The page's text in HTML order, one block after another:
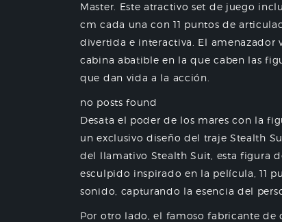
Master. Este atractivo set de juego
cm cada una con 11 puntos de
divertida e interactiva. El amenazador
cabina abatible en la que caben las
que dan vida a la acción.
no posts found
Desata el poder de los mares con la
un exclusivo diseño del traje Stealth
del llamativo Stealth Suit, esta figura
esculpido inspirado en la película, 11
sonido, capturando la esencia del
Por otro lado, el famoso fabricante de